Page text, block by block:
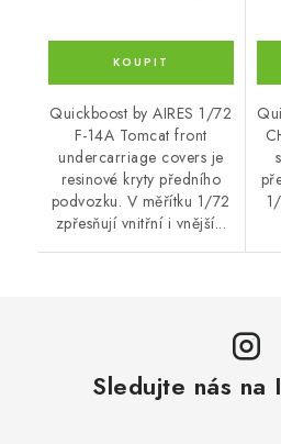
Quickboost by AIRES 1/72
F-14A Tomcat front
undercarriage covers je
resinové kryty předního
podvozku. V měřítku 1/72
zpřesňují vnitřní i vnější...
Sledujte nás na